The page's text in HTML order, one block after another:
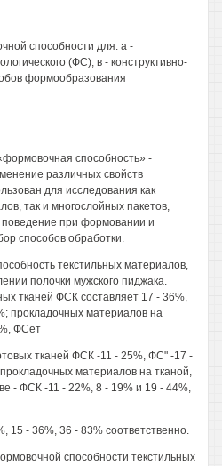
способности для: а -
(ФС), в - конструктивно-
формообразования
способность» -
различных свойств
для исследования как
так и многослойных пакетов,
поведение при формовании и
способов обработки.
текстильных материалов,
полочки мужского пиджака.
тканей ФСК составляет 17 - 36%,
прокладочных материалов на
ФСет
тканей ФСК -11 - 25%, ФС" -17 -
материалов на тканой,
- ФСК -11 - 22%, 8 - 19% и 19 - 44%,
15 - 36%, 36 - 83% соответственно.
способности текстильных